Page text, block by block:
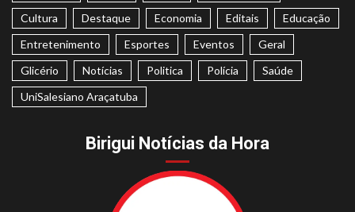
Cultura
Destaque Economia Editais
Educação
Entretenimento
Esportes Eventos
Geral
Glicério
Notícias Politica Polícia
Saúde
UniSalesiano Araçatuba
Birigui Notícias da Hora